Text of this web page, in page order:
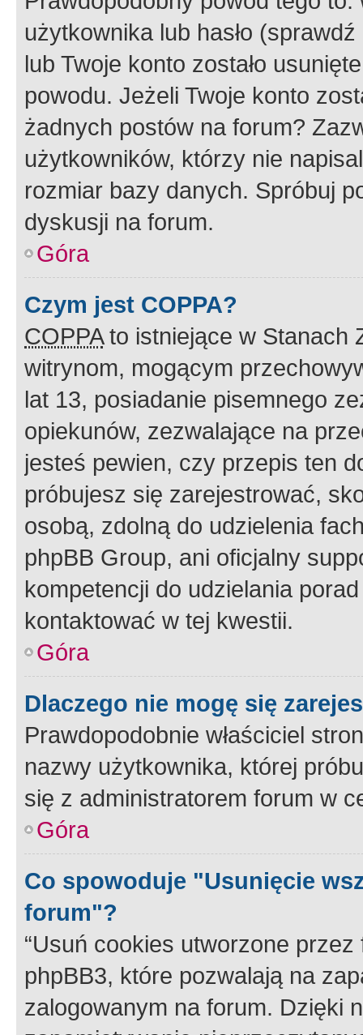
użytkownika lub hasło
lub Twoje konto zostało
powodu. Jeżeli Twoje konto
żadnych postów na forum?
użytkowników, którzy nie
rozmiar bazy danych. Spróbuj
dyskusji na forum.
Góra
Czym jest COPPA?
COPPAto istniejące w Stanach
witrynom, mogącym
lat 13, posiadanie pisemnego
opiekunów, zezwalające na
jesteś pewien, czy przepis ten
próbujesz się zarejestrować,
osobą, zdolną do udzielenia
phpBB Group, ani oficjalny
kompetencji do udzielania
kontaktować w tej kwestii.
Góra
Dlaczego nie mogę się
Prawdopodobnie właściciel
nazwy użytkownika, której
się z administratorem forum w
Góra
Co spowoduje "Usunięcie
forum"?
“Usuń cookies utworzone
phpBB3, które pozwalają na
zalogowanym na forum. Dzięki